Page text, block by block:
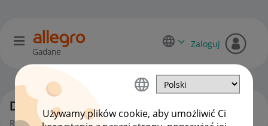
Używamy plików cookie, aby umożliwić Ci
Gadane
Zaloguj
Dyskusje kupujących
Rozmowy, pytania i pomysły kupujących na Allegro.